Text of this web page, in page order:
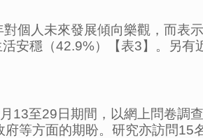
個人未來發展傾向樂觀，而表
安穩（42.9%）【表3】。另
13至29日期間，以網上問卷
等方面的期盼。研究亦訪問15